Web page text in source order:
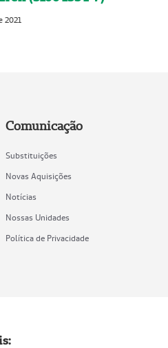
2021
Comunicação
Substituições
Novas Aquisições
Notícias
Nossas Unidades
Política de Privacidade